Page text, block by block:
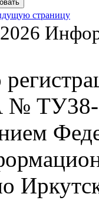
страницу
ТУ38-